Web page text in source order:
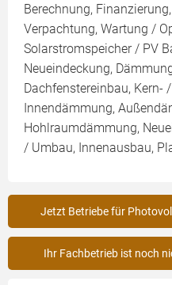
Berechnung,
Verpachtung, Wartung /
Solarstromspeicher / PV
Neueindeckung,
Dachfenstereinbau, Kern-
Innendämmung,
Hohlraumdämmung,
/ Umbau, Innenausbau,
Jetzt Betriebe für
Ihr Fachbetrieb ist noch